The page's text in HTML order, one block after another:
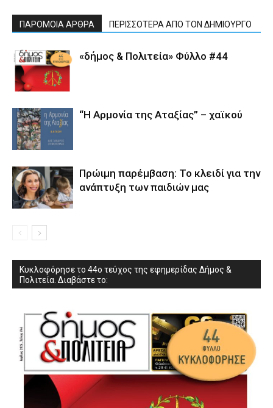
ΠΑΡΟΜΟΙΑ ΑΡΘΡΑ ΠΕΡΙΣΣΟΤΕΡΑ ΑΠΟ ΤΟΝ ΔΗΜΙΟΥΡΓΟ
«δήμος & Πολιτεία» Φύλλο #44
“Η Αρμονία της Αταξίας” – χαϊκού
Πρώιμη παρέμβαση: Το κλειδί για την
ανάπτυξη των παιδιών µας
Κυκλοφόρησε το 44ο τεύχος της εφημερίδας Δήμος &
Πολιτεία. Διαβάστε το: